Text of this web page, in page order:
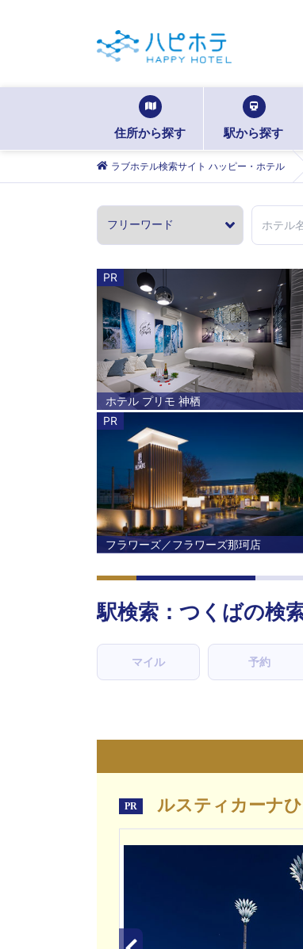
住所から探す 駅から探す
ラブホテル検索サイト ハッピー・ホテル
PR
ホテル プリモ 神栖
PR
フラワーズ／フラワーズ那珂店
駅検索： つくばの検
マイル 予約
PR ルスティカーナ